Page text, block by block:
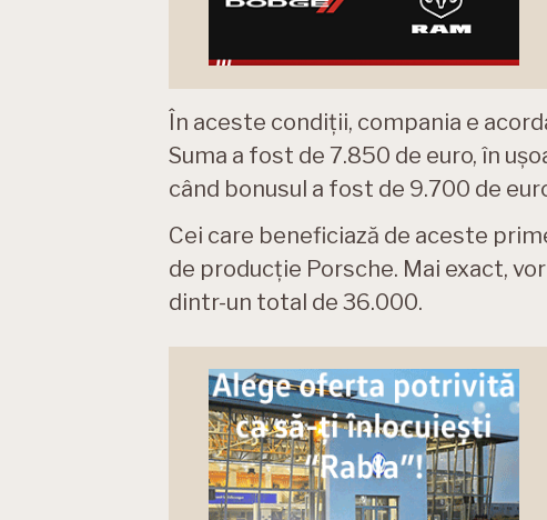
În aceste condiții, compania e
Suma a fost de 7.850 de euro, în
când bonusul a fost de 9.700 de
Cei care beneficiază de aceste
de producție Porsche. Mai exact,
dintr-un total de 36.000.